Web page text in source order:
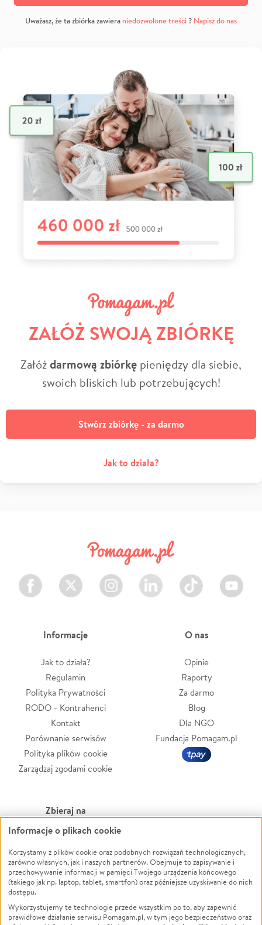
Uważasz, że ta zbiórka zawiera niedozwolone treści? Napisz do nas
ZAŁÓŻ SWOJĄ ZBIÓRKĘ
Załóżdarmową zbiórkę pieniędzy dla siebie,
swoich bliskich lub potrzebujących!
Stwórz zbiórkę - za darmo
Jak to działa?
Facebook Twitter Instagram LinkedIn TikTok Youtube
Informacje
Jak to działa?
Regulamin
Polityka Prywatności
RODO - Kontrahenci
Kontakt
Porównanie serwisów
Polityka plików cookie
Zarządzaj zgodami cookie
O nas
Opinie
Raporty
Za darmo
Blog
Dla NGO
Fundacja Pomagam.pl
Zbieraj na
Leczenie
Zwierzęta
Pożar
Ukraina
Pomoc Finansowa
Powódź
Wichura
NGO
Edukacja
Informacje o plikach cookie
Korzystamy z plików cookie oraz podobnych rozwiązań technologicznych,
zarówno własnych, jak i naszych partnerów. Obejmuje to zapisywanie i
przechowywanie informacji w pamięci Twojego urządzenia końcowego
(takiego jak np. laptop, tablet, smartfon) oraz późniejsze uzyskiwanie do nich
dostępu.
Wykorzystujemy te technologie przede wszystkim po to, aby zapewnić
prawidłowe działanie serwisu Pomagam.pl, w tym jego bezpieczeństwo oraz